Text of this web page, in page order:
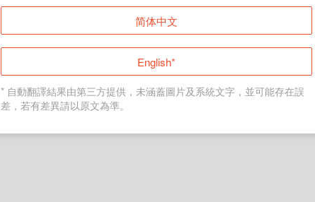
返回首頁
简体中文
English*
* 自動翻譯結果由第三方提供，未涵蓋圖片及系統文字，並可能存在誤
差，若有差異請以原文為準。